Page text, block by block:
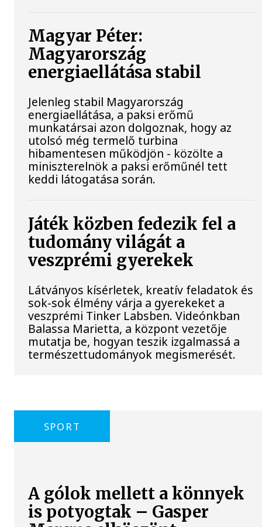
Magyar Péter:
Magyarország
energiaellátása stabil
Jelenleg stabil Magyarország
energiaellátása, a paksi erőmű
munkatársai azon dolgoznak, hogy az
utolsó még termelő turbina
hibamentesen működjön - közölte a
miniszterelnök a paksi erőműnél tett
keddi látogatása során.
Játék közben fedezik fel a
tudomány világát a
veszprémi gyerekek
Látványos kísérletek, kreatív feladatok és
sok-sok élmény várja a gyerekeket a
veszprémi Tinker Labsben. Videónkban
Balassa Marietta, a központ vezetője
mutatja be, hogyan teszik izgalmassá a
természettudományok megismerését.
SPORT
A gólok mellett a könnyek
is potyogtak – Gasper